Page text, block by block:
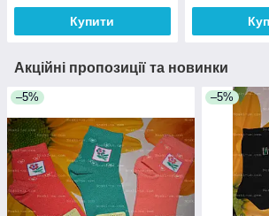
Купити
Акційні пропозиції та новинки
–5% –5%